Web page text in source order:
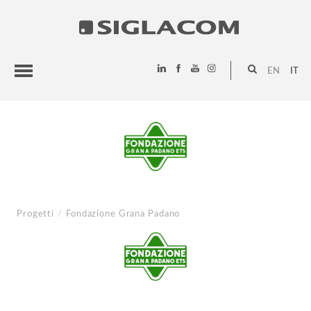
EN
Progetti / Fondazione Grana Padano